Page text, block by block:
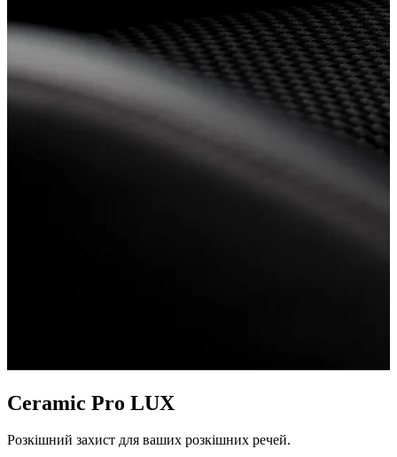
Ceramic Pro LUX
Розкішний захист для ваших розкішних речей.